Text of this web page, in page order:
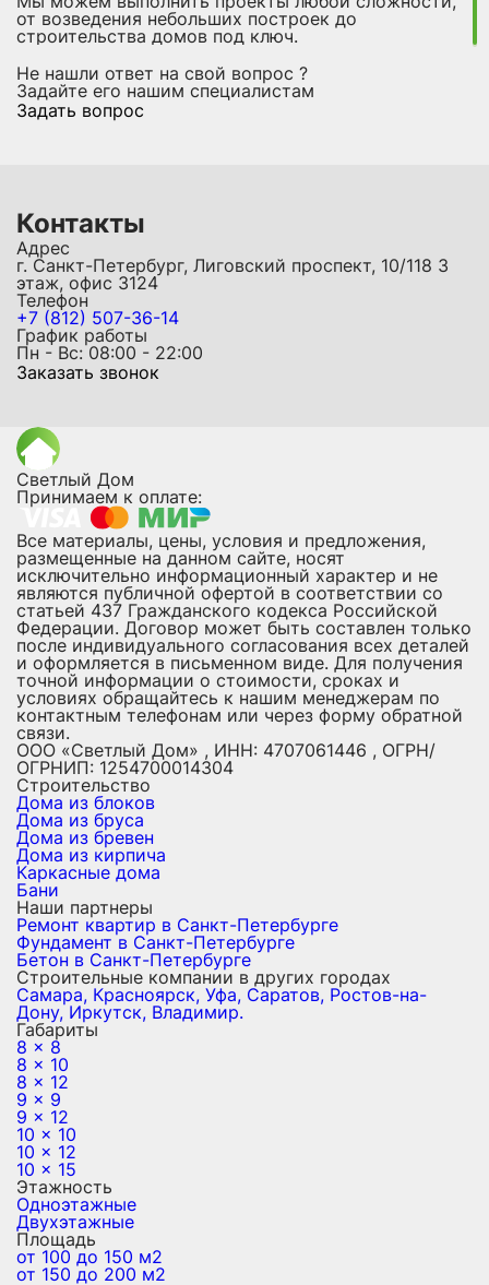
от возведения небольших построек до
строительства домов под ключ.
Не нашли ответ на свой вопрос ?
Задайте его нашим специалистам
Задать вопрос
Контакты
Адрес
г. Санкт-Петербург, Лиговский проспект, 10/118 3
этаж, офис 3124
Телефон
+7 (812) 507-36-14
График работы
Пн - Вс: 08:00 - 22:00
Заказать звонок
Светлый Дом
Принимаем к оплате:
Все материалы, цены, условия и предложения,
размещенные на данном сайте, носят
исключительно информационный характер и не
являются публичной офертой в соответствии со
статьей 437 Гражданского кодекса Российской
Федерации. Договор может быть составлен только
после индивидуального согласования всех деталей
и оформляется в письменном виде. Для получения
точной информации о стоимости, сроках и
условиях обращайтесь к нашим менеджерам по
контактным телефонам или через форму обратной
связи.
ООО «Светлый Дом» , ИНН: 4707061446 , ОГРН/
ОГРНИП: 1254700014304
Строительство
Дома из блоков
Дома из бруса
Дома из бревен
Дома из кирпича
Каркасные дома
Бани
Наши партнеры
Ремонт квартир в Санкт-Петербурге
Фундамент в Санкт-Петербурге
Бетон в Санкт-Петербурге
Строительные компании в других городах
Самара, Красноярск, Уфа, Саратов, Ростов-на-
Дону, Иркутск, Владимир.
Габариты
8 x 8
8 x 10
8 x 12
9 x 9
9 x 12
10 x 10
10 x 12
10 x 15
Этажность
Одноэтажные
Двухэтажные
Площадь
от 100 до 150 м2
от 150 до 200 м2